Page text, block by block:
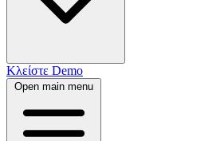
Κλείστε Demo
Open main menu